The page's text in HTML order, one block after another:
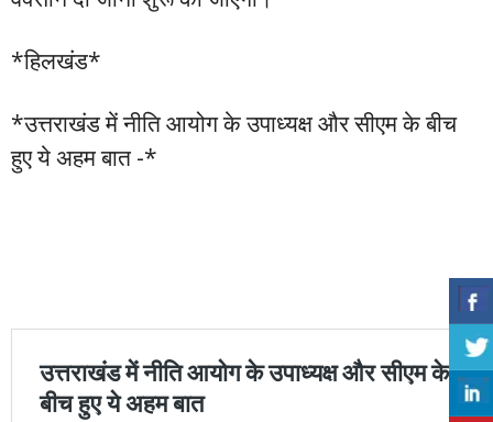
*हिलखंड*
*उत्तराखंड में नीति आयोग के उपाध्यक्ष और सीएम के बीच
हुए ये अहम बात -*